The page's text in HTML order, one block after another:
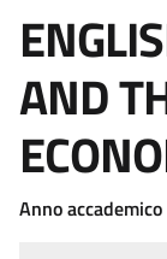
AND
Anno